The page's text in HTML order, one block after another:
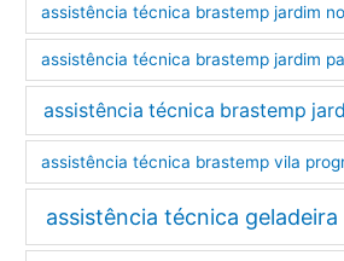
assistência técnica brastemp jardim
assistência técnica brastemp jardim
assistência técnica brastemp
assistência técnica brastemp vila
assistência técnica geladeira